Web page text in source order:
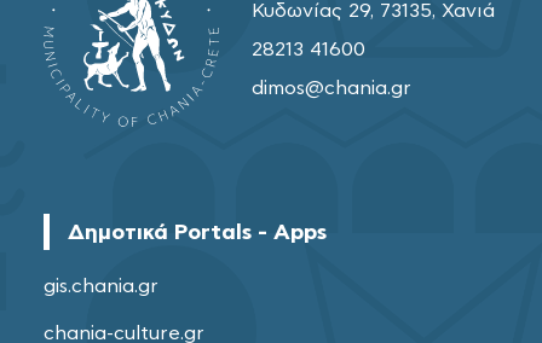
Κυδωνίας 29, 73135, Χανιά
28213 41600
dimos@chania.gr
Δημοτικά Portals - Apps
gis.chania.gr
chania-culture.gr